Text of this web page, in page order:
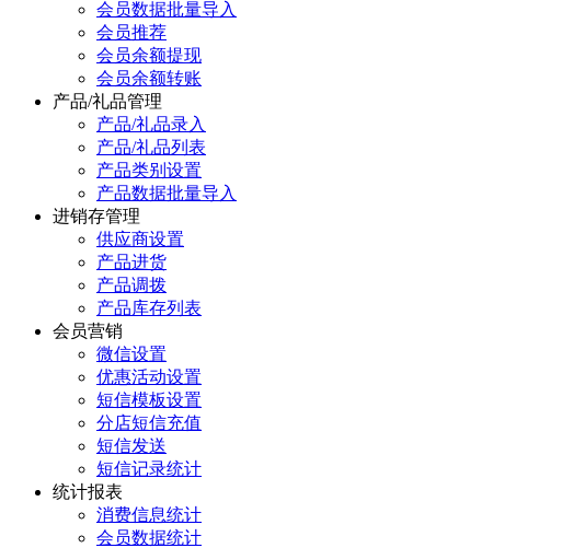
会员数据批量导入
会员推荐
会员余额提现
会员余额转账
产品/礼品管理
产品/礼品录入
产品/礼品列表
产品类别设置
产品数据批量导入
进销存管理
供应商设置
产品进货
产品调拨
产品库存列表
会员营销
微信设置
优惠活动设置
短信模板设置
分店短信充值
短信发送
短信记录统计
统计报表
消费信息统计
会员数据统计